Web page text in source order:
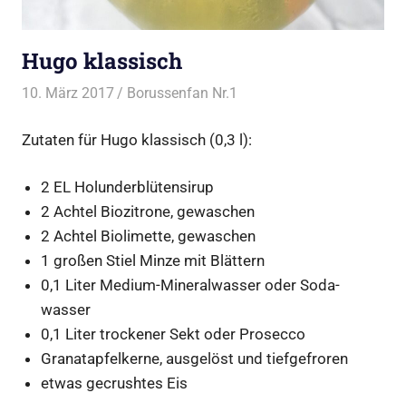
Hugo klassisch
10. März 2017 Borussenfan Nr.1
Zutaten für Hugo klassisch (0,3 l):
2 EL Holunderblütensirup
2 Achtel Biozitrone, gewaschen
2 Achtel Biolimette, gewaschen
1 großen Stiel Minze mit Blättern
0,1 Liter Medium-Mineral­wasser oder Soda­
wasser
0,1 Liter trockener Sekt oder Prosecco
Granat­apfelkerne, ausgelöst und tief­gefroren
etwas gecrushtes Eis